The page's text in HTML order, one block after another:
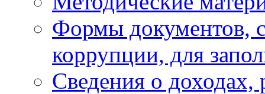
Формы документов,
коррупции, для
Сведения о доходах,